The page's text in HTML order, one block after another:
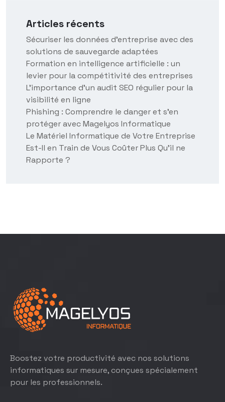
Articles récents
Sécuriser les données d’entreprise avec des
solutions de sauvegarde adaptées
Formation en intelligence artificielle : un
levier pour la compétitivité des entreprises
L’importance d’un audit SEO régulier pour la
visibilité en ligne
Phishing : Comprendre le danger et s’en
protéger avec Magelyos Informatique
Le Matériel Informatique de Votre Entreprise
Est-Il en Train de Vous Coûter Plus Qu’il ne
Rapporte ?
Boostez votre productivité avec nos solutions
informatiques sur mesure, conçues spécialement
pour les professionnels.